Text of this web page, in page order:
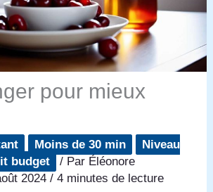
pour mieux
Moins de 30 min
Niveau
budget / Par Éléonore
2024/4 minutes de lecture